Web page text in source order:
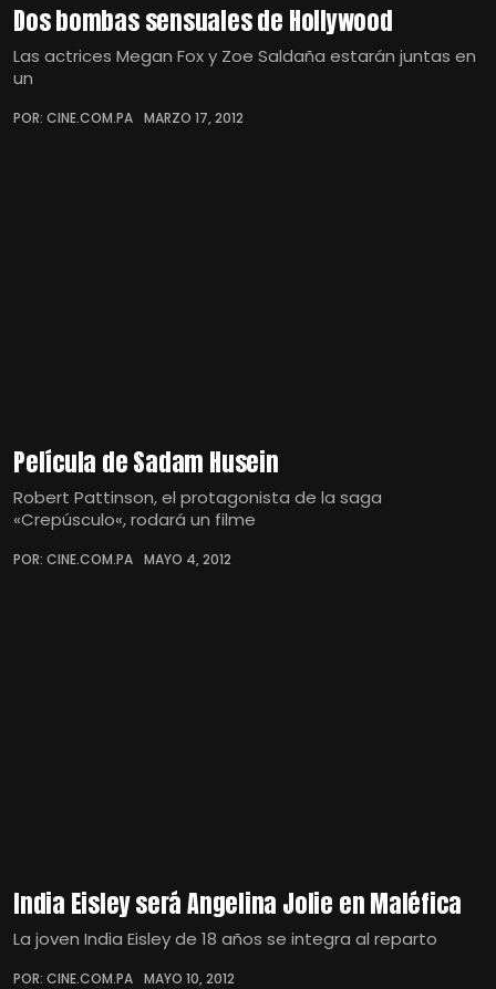
Dos bombas sensuales de Hollywood
Las actrices Megan Fox y Zoe Saldaña estarán juntas en
un
POR: CINE.COM.PA MARZO 17, 2012
Película de Sadam Husein
Robert Pattinson, el protagonista de la saga
«Crepúsculo«, rodará un filme
POR: CINE.COM.PA MAYO 4, 2012
India Eisley será Angelina Jolie en Maléfica
La joven India Eisley de 18 años se integra al reparto
POR: CINE.COM.PA MAYO 10, 2012